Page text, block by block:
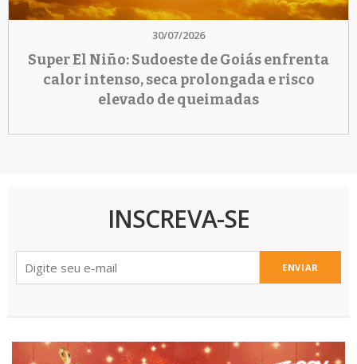
30/07/2026
Super El Niño: Sudoeste de Goiás enfrenta
calor intenso, seca prolongada e risco
elevado de queimadas
INSCREVA-SE
ENVIAR